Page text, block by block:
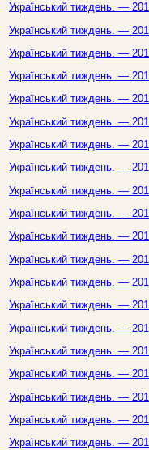
Український тиждень. —
Український тиждень. —
Український тиждень. —
Український тиждень. —
Український тиждень. —
Український тиждень. —
Український тиждень. —
Український тиждень. —
Український тиждень. —
Український тиждень. —
Український тиждень. —
Український тиждень. —
Український тиждень. —
Український тиждень. —
Український тиждень. —
Український тиждень. —
Український тиждень. —
Український тиждень. —
Український тиждень. —
Український тиждень. —